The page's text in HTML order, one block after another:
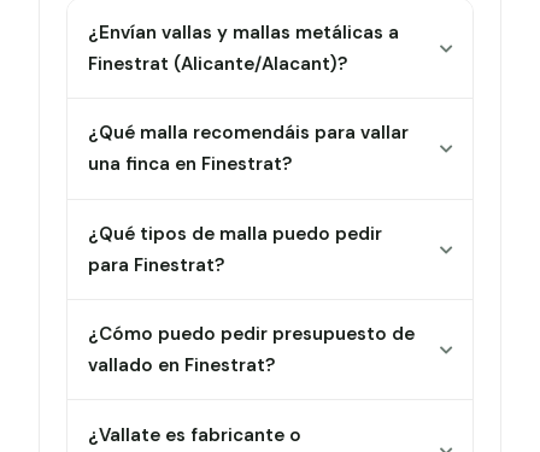
¿Envían vallas y mallas metálicas a
Finestrat (Alicante/Alacant)?
¿Qué malla recomendáis para vallar
una finca en Finestrat?
¿Qué tipos de malla puedo pedir
para Finestrat?
¿Cómo puedo pedir presupuesto de
vallado en Finestrat?
¿Vallate es fabricante o